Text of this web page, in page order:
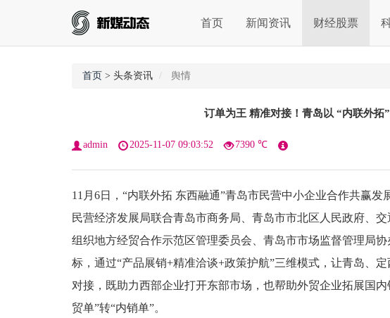
首页 新闻资讯 财经股票
首页 > 头条资讯 舆情
订单为王 精准对接！青岛以 “内联外拓
admin 2025-11-07 09:03:52 7390 ℃
11月6日，“内联外拓 东西融通”青岛市民营中小企业合作共赢
民营经济发展局联合青岛市商务局、青岛市市北区人民政府、
组织地方经贸合作示范区管理委员会、青岛市市场监督管理局
标，通过“产品展销+精准洽谈+政策护航”三维模式，让青岛、
对接，既助力西部企业打开东部市场，也帮助外贸企业拓展国内
贸单”转“内销单”。